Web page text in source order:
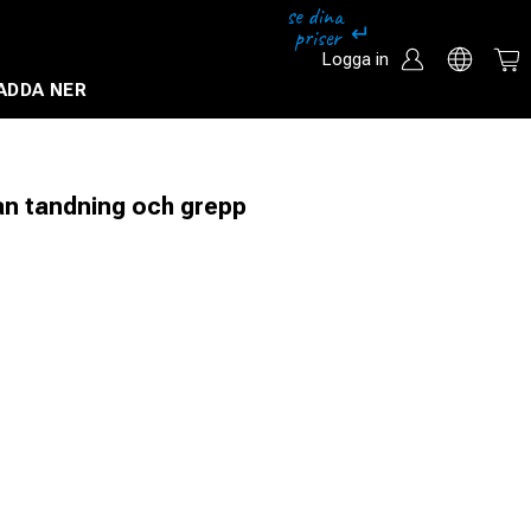
Logga in
NER
tandning och grepp